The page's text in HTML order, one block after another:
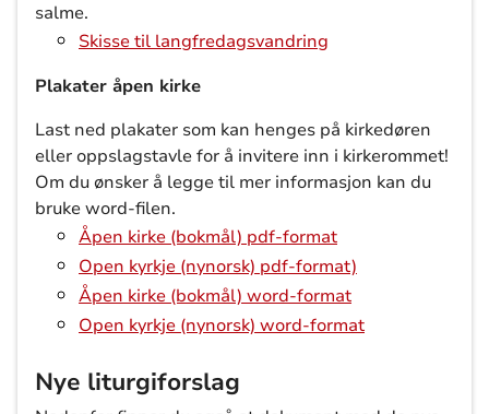
salme.
Skisse til langfredagsvandring
Plakater åpen kirke
Last ned plakater som kan henges på kirkedøren
eller oppslagstavle for å invitere inn i kirkerommet!
Om du ønsker å legge til mer informasjon kan du
bruke word-filen.
Åpen kirke (bokmål) pdf-format
Open kyrkje (nynorsk) pdf-format)
Åpen kirke (bokmål) word-format
Open kyrkje (nynorsk) word-format
Nye liturgiforslag